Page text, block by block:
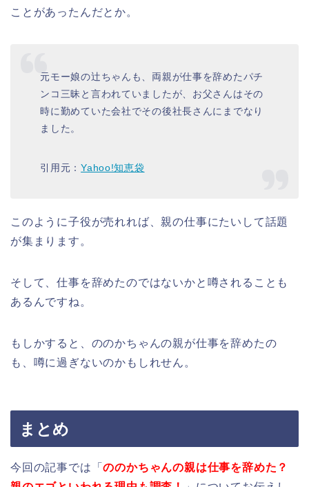
ことがあったんだとか。
元モー娘の辻ちゃんも、両親が仕事を辞めたパチ
ンコ三昧と言われていましたが、お父さんはその
時に勤めていた会社でその後社長さんにまでなり
ました。
引用元：Yahoo!知恵袋
このように子役が売れれば、親の仕事にたいして話題
が集まります。
そして、仕事を辞めたのではないかと噂されることも
あるんですね。
もしかすると、ののかちゃんの親が仕事を辞めたの
も、噂に過ぎないのかもしれせん。
まとめ
今回の記事では「ののかちゃんの親は仕事を辞めた？